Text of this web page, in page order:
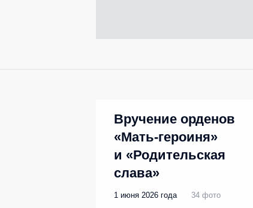
Вручение орденов
«Мать-героиня»
и «Родительская
слава»
1 июня 2026 года 34 фото